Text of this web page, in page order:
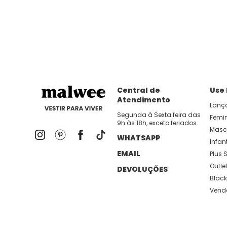
Central de
Atendimento
Segunda à Sexta feira das
9h às 18h, exceto feriados.
WHATSAPP
EMAIL
DEVOLUÇÕES
Plus
Outlet